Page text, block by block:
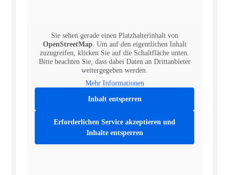
Sie sehen gerade einen Platzhalterinhalt von
OpenStreetMap. Um auf den eigentlichen Inhalt
zuzugreifen, klicken Sie auf die Schaltfläche unten.
Bitte beachten Sie, dass dabei Daten an Drittanbieter
weitergegeben werden.
Mehr Informationen
Inhalt entsperren
Erforderlichen Service akzeptieren und
Inhalte entsperren